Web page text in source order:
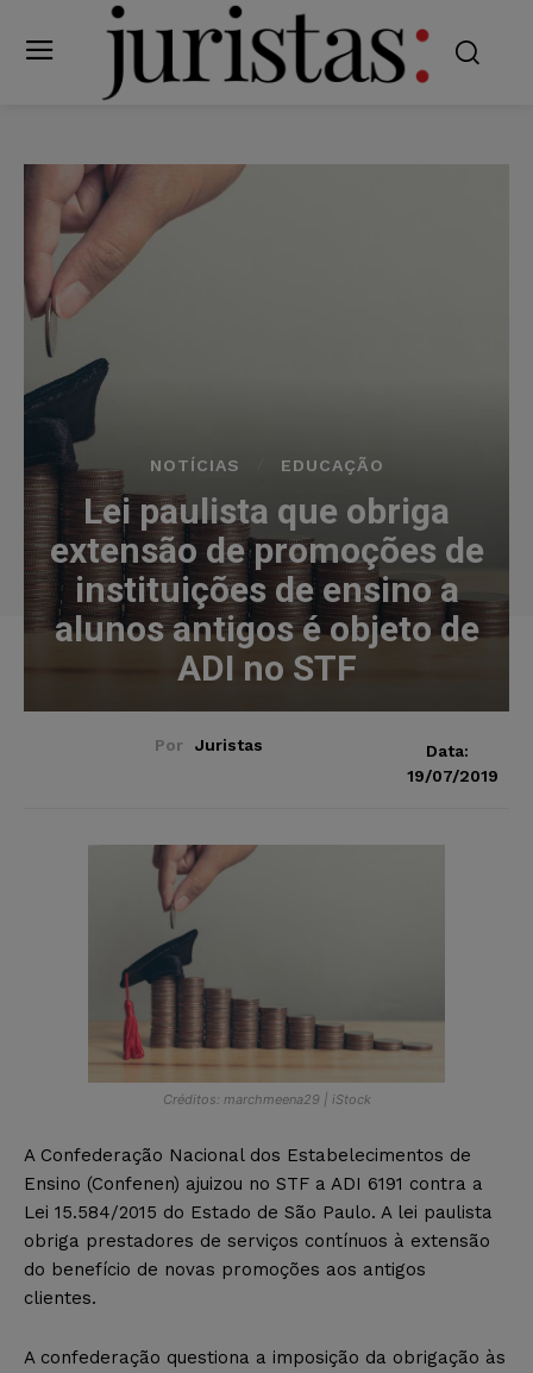
NOTÍCIAS EDUCAÇÃO
Lei paulista que obriga
extensão de promoções de
instituições de ensino a
alunos antigos é objeto de
ADI no STF
Por Juristas
Data:
19/07/2019
Créditos: marchmeena29 | iStock
A Confederação Nacional dos Estabelecimentos de
Ensino (Confenen) ajuizou no STF a ADI 6191 contra a
Lei 15.584/2015 do Estado de São Paulo. A lei paulista
obriga prestadores de serviços contínuos à extensão
do benefício de novas promoções aos antigos
clientes.
A confederação questiona a imposição da obrigação às